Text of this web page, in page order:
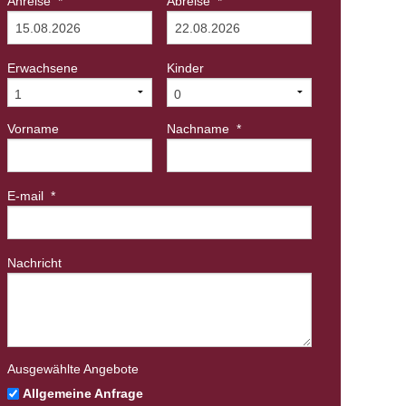
Erwachsene Kinder
Vorname Nachname *
E-mail *
Nachricht
Ausgewählte Angebote
Allgemeine Anfrage